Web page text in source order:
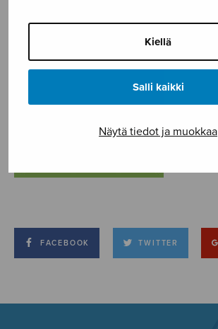
Kiellä
Salli kaikki
Näytä tiedot ja muokkaa
FACEBOOK TWITTER